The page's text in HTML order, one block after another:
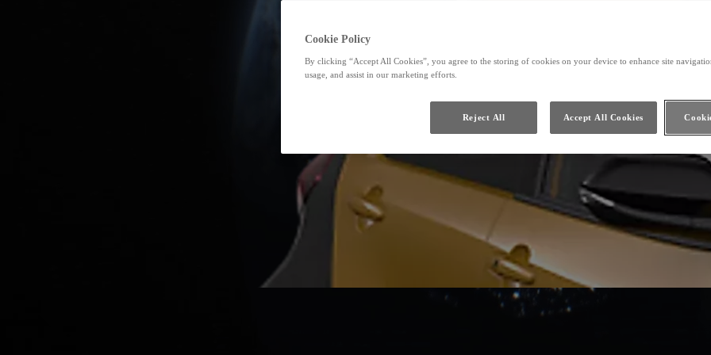
Cookie Policy
By clicking “Accept All Cookies”, you agree to the storing of cookies on your device to enhance site
usage, and assist in our marketing efforts.
Reject All Accept All Cookies